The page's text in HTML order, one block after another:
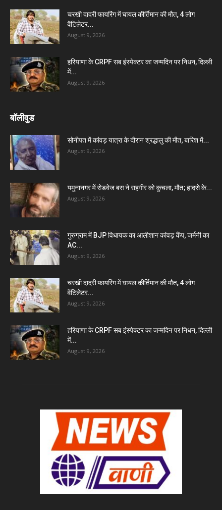
चरखी दादरी फायरिंग में घायल कीर्तिमान की मौत, 4 लोग
वेंटिलेटर...
August 9, 2026
हरियाणा के CRPF सब इंस्पेक्टर का जन्मदिन पर निधन, दिल्ली
में...
August 9, 2026
बॉलीवुड
सोनीपत में कांवड़ यात्रा के दौरान श्रद्धालु की मौत, बारिश में...
August 9, 2026
यमुनानगर में रोडवेज बस ने राहगीर को कुचला, मौत; हादसे के...
August 9, 2026
गुरुग्राम में BJP विधायक का आलीशान कांवड़ कैंप, जर्मनी का
AC...
August 9, 2026
चरखी दादरी फायरिंग में घायल कीर्तिमान की मौत, 4 लोग
वेंटिलेटर...
August 9, 2026
हरियाणा के CRPF सब इंस्पेक्टर का जन्मदिन पर निधन, दिल्ली
में...
August 9, 2026